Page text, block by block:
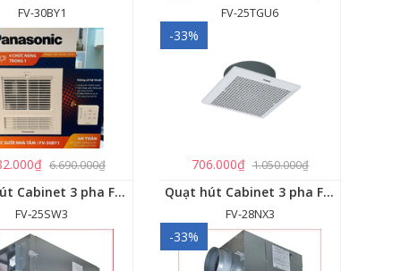
FV-30BY1
6.690.000₫
FV-25TGU6
-33%
706.000₫ 1.050.000₫
Quạt hút Cabinet 3 pha FV‑25SW3
FV‑25SW3
Quạt hút Cabinet 3 pha FV‑28NX3
FV-28NX3
-33%